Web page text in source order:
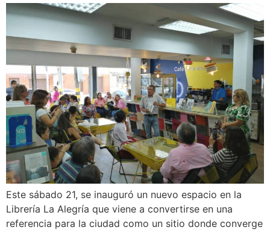
Este sábado 21, se inauguró un nuevo espacio en la
Librería La Alegría que viene a convertirse en una
referencia para la ciudad como un sitio donde converge